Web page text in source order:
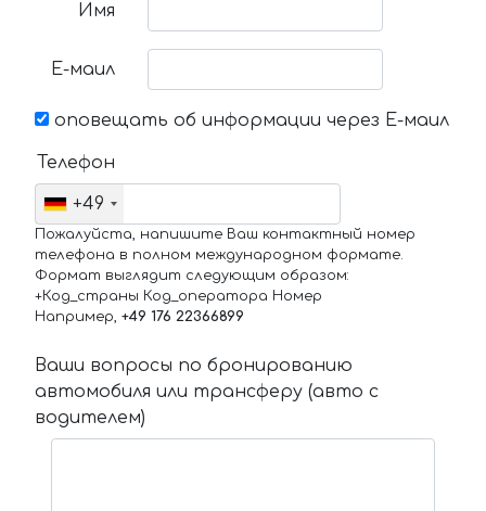
Имя
Е-маил
оповещать об информации через Е-маил
Телефон
+49
Пожалуйста, напишите Ваш контактный номер
телефона в полном международном формате.
Формат выглядит следующим образом:
+Код_страны Код_оператора Номер
Например, +49 176 22366899
Ваши вопросы по бронированию
автомобиля или трансферу (авто с
водителем)